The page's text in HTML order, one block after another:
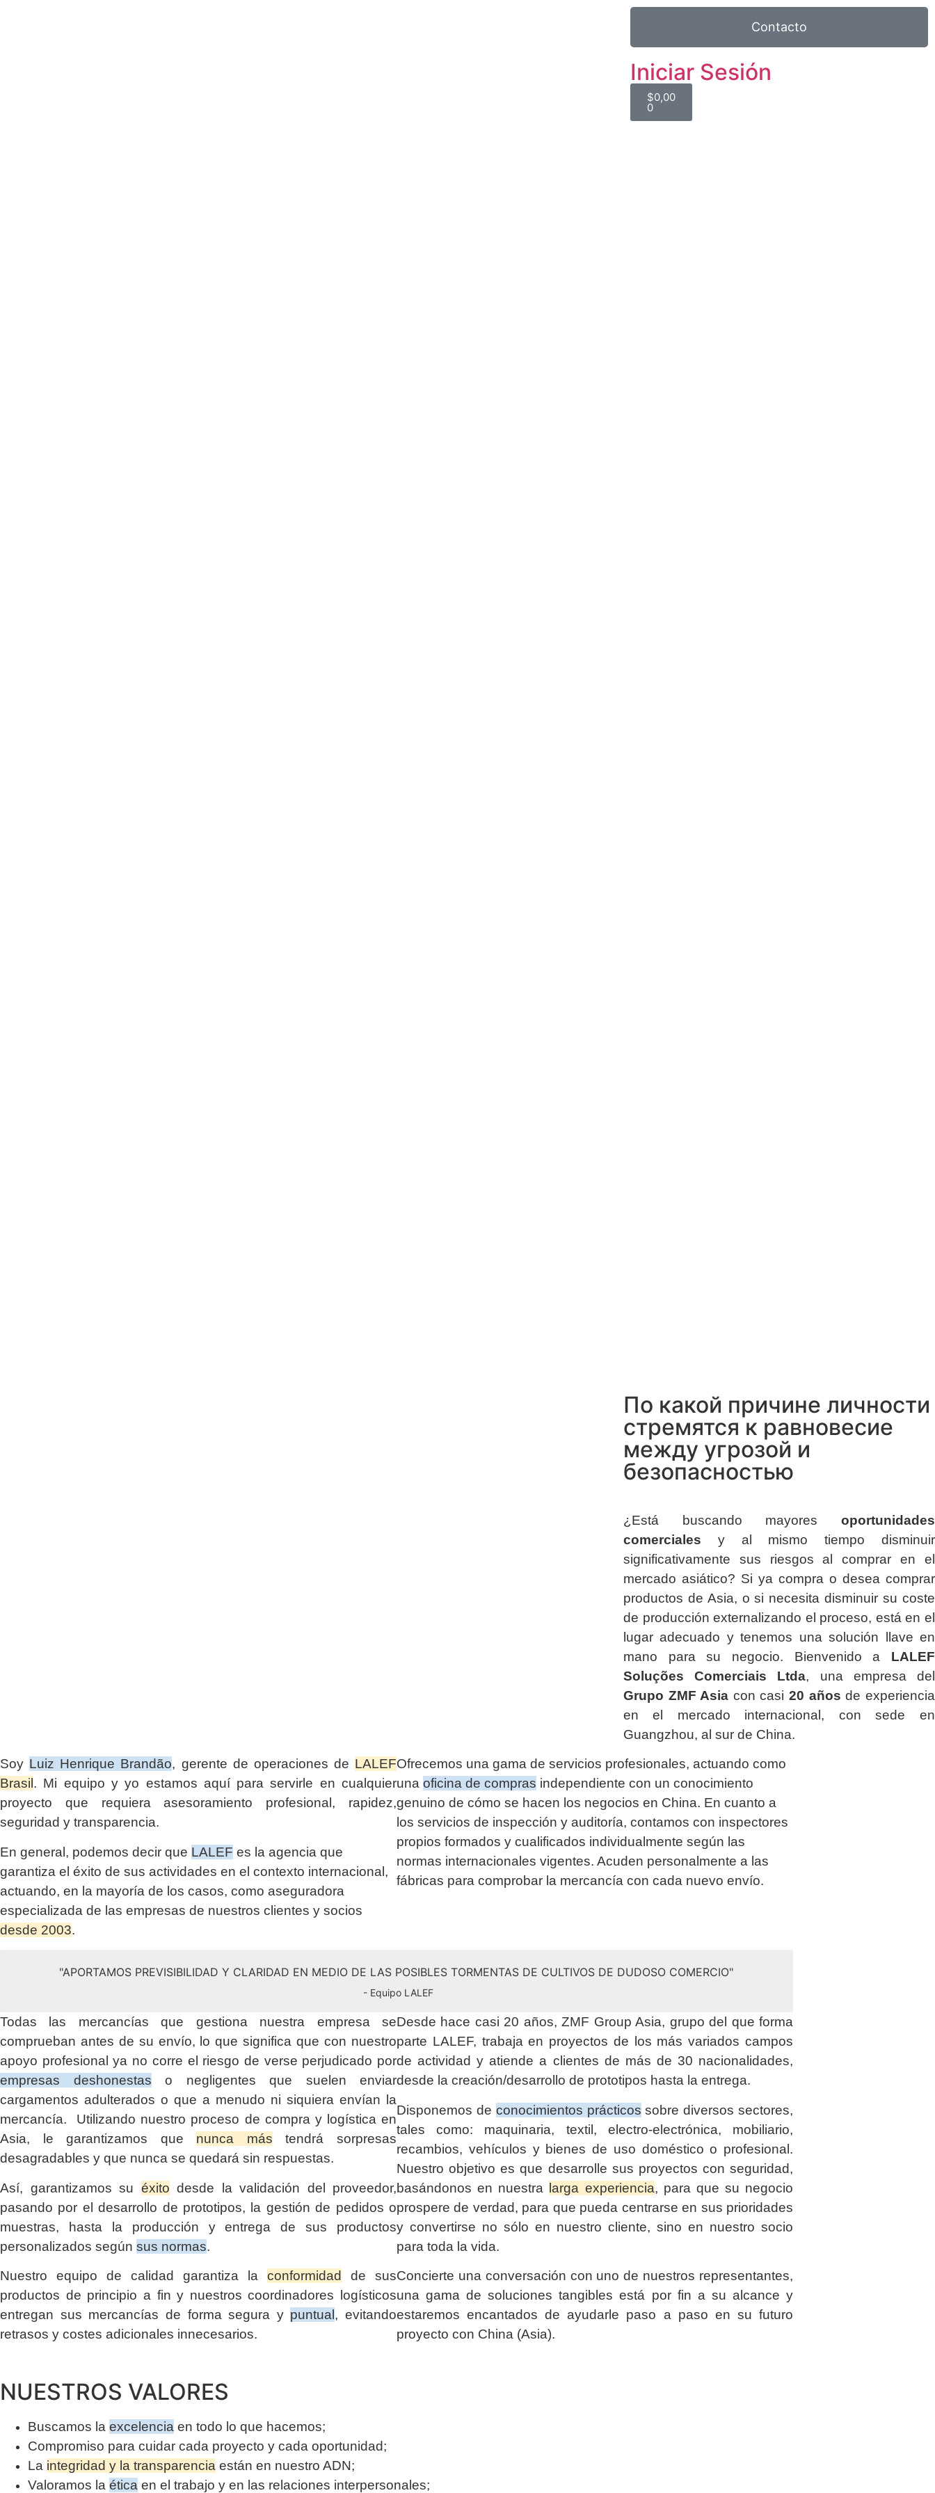
Contacto
Iniciar Sesión
$0,00
0
По какой причине личности
стремятся к равновесие
между угрозой и
безопасностью
¿Está buscando mayores oportunidades
comerciales y al mismo tiempo disminuir
significativamente sus riesgos al comprar en el
mercado asiático? Si ya compra o desea comprar
productos de Asia, o si necesita disminuir su coste
de producción externalizando el proceso, está en el
lugar adecuado y tenemos una solución llave en
mano para su negocio. Bienvenido a LALEF
Soluções Comerciais Ltda, una empresa del
Grupo ZMF Asia con casi20 años de experiencia
en el mercado internacional, con sede en
Guangzhou, al sur de China.
Soy Luiz Henrique Brandão, gerente de operaciones de LALEF
Brasil . Mi equipo y yo estamos aquí para servirle en cualquier
proyecto que requiera asesoramiento profesional, rapidez,
seguridad y transparencia.
En general, podemos decir que LALEF es la agencia que
garantiza el éxito de sus actividades en el contexto internacional,
actuando, en la mayoría de los casos, como aseguradora
especializada de las empresas de nuestros clientes y socios
desde 2003.
Ofrecemos una gama de servicios profesionales, actuando como
una oficina de compras independiente con un conocimiento
genuino de cómo se hacen los negocios en China. En cuanto a
los servicios de inspección y auditoría, contamos con inspectores
propios formados y cualificados individualmente según las
normas internacionales vigentes. Acuden personalmente a las
fábricas para comprobar la mercancía con cada nuevo envío.
"APORTAMOS PREVISIBILIDAD Y CLARIDAD EN MEDIO DE LAS POSIBLES TORMENTAS DE CULTIVOS DE DUDOSO COMERCIO"
- Equipo LALEF
Todas las mercancías que gestiona nuestra empresa se
comprueban antes de su envío, lo que significa que con nuestro
apoyo profesional ya no corre el riesgo de verse perjudicado por
empresas deshonestas o negligentes que suelen enviar
cargamentos adulterados o que a menudo ni siquiera envían la
mercancía. Utilizando nuestro proceso de compra y logística en
Asia, le garantizamos que nunca más tendrá sorpresas
desagradables y que nunca se quedará sin respuestas.
Así, garantizamos su éxito desde la validación del proveedor,
pasando por el desarrollo de prototipos, la gestión de pedidos o
muestras, hasta la producción y entrega de sus productos
personalizados según sus normas.
Nuestro equipo de calidad garantiza la conformidad
de sus
productos de principio a fin y nuestros coordinadores logísticos
entregan sus mercancías de forma segura y puntual , evitando
retrasos y costes adicionales innecesarios.
Desde hace casi 20 años, ZMF Group Asia, grupo del que forma
parte LALEF, trabaja en proyectos de los más variados campos
de actividad y atiende a clientes de más de 30 nacionalidades,
desde la creación/desarrollo de prototipos hasta la entrega.
Disponemos de conocimientos prácticos sobre diversos sectores,
tales como: maquinaria, textil, electro-electrónica, mobiliario,
recambios, vehículos y bienes de uso doméstico o profesional.
Nuestro objetivo es que desarrolle sus proyectos con seguridad,
basándonos en nuestra larga experiencia, para que su negocio
prospere de verdad, para que pueda centrarse en sus prioridades
y convertirse no sólo en nuestro cliente, sino en nuestro socio
para toda la vida.
Concierte una conversación con uno de nuestros representantes,
una gama de soluciones tangibles está por fin a su alcance y
estaremos encantados de ayudarle paso a paso en su futuro
proyecto con China (Asia).
NUESTROS VALORES
Buscamos la excelencia en todo lo que hacemos;
Compromiso para cuidar cada proyecto y cada oportunidad;
La integridad y la transparencia están en nuestro ADN;
Valoramos la ética en el trabajo y en las relaciones interpersonales;